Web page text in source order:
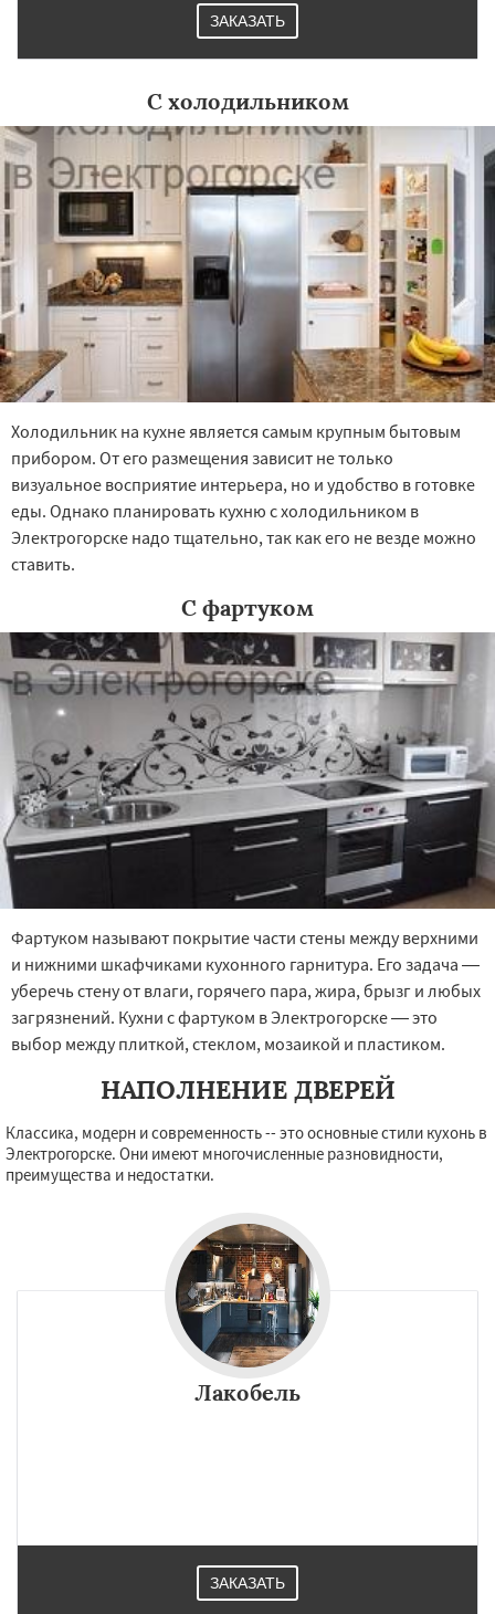
ЗАКАЗАТЬ
С холодильником
Холодильник на кухне является самым крупным бытовым
прибором. От его размещения зависит не только
визуальное восприятие интерьера, но и удобство в готовке
еды. Однако планировать кухню с холодильником в
Электрогорске надо тщательно, так как его не везде можно
ставить.
С фартуком
Фартуком называют покрытие части стены между верхними
и нижними шкафчиками кухонного гарнитура. Его задача —
уберечь стену от влаги, горячего пара, жира, брызг и любых
загрязнений. Кухни с фартуком в Электрогорске — это
выбор между плиткой, стеклом, мозаикой и пластиком.
НАПОЛНЕНИЕ ДВЕРЕЙ
Классика, модерн и современность -- это основные стили кухонь в
Электрогорске. Они имеют многочисленные разновидности,
преимущества и недостатки.
Лакобель
ЗАКАЗАТЬ